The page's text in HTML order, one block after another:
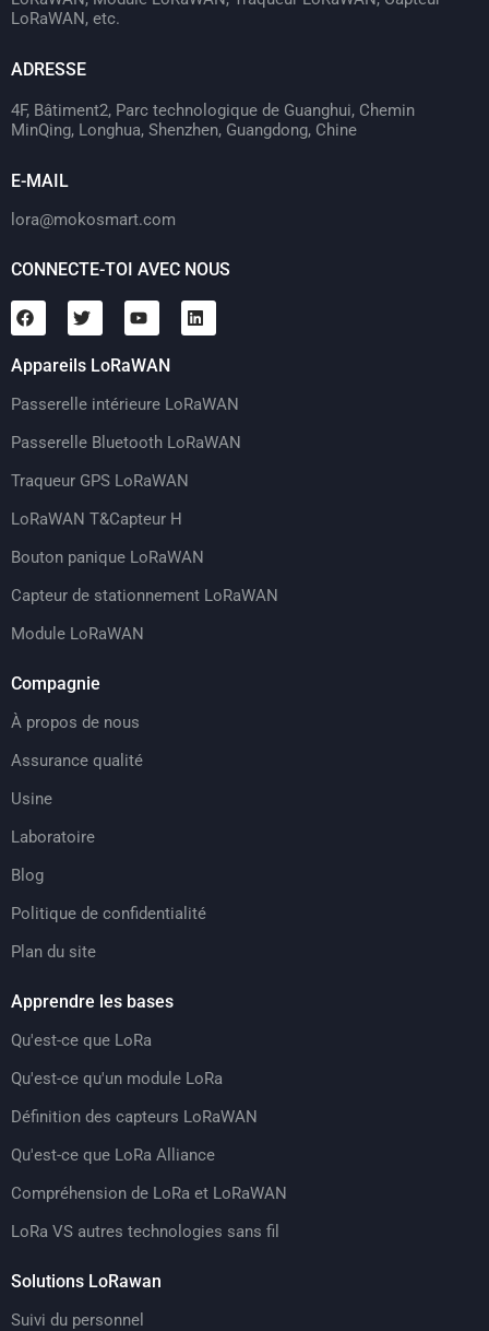
LoRaWAN, etc.
ADRESSE
4F, Bâtiment2, Parc technologique de Guanghui, Chemin
MinQing, Longhua, Shenzhen, Guangdong, Chine
E-MAIL
lora@mokosmart.com
CONNECTE-TOI AVEC NOUS
Appareils LoRaWAN
Passerelle intérieure LoRaWAN
Passerelle Bluetooth LoRaWAN
Traqueur GPS LoRaWAN
LoRaWAN T&Capteur H
Bouton panique LoRaWAN
Capteur de stationnement LoRaWAN
Module LoRaWAN
Compagnie
À propos de nous
Assurance qualité
Usine
Laboratoire
Blog
Politique de confidentialité
Plan du site
Apprendre les bases
Qu'est-ce que LoRa
Qu'est-ce qu'un module LoRa
Définition des capteurs LoRaWAN
Qu'est-ce que LoRa Alliance
Compréhension de LoRa et LoRaWAN
LoRa VS autres technologies sans fil
Solutions LoRawan
Suivi du personnel